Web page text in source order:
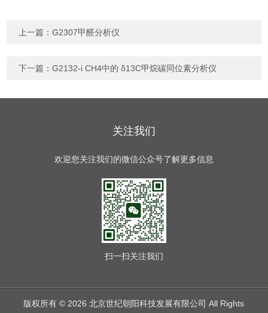
上一篇：G2307甲醛分析仪
下一篇：G2132-i CH4中的 δ13C甲烷碳同位素分析仪
关注我们
欢迎您关注我们的微信公众号了解更多信息
扫一扫关注我们
版权所有 © 2026 北京世纪朝阳科技发展有限公司 All Rights